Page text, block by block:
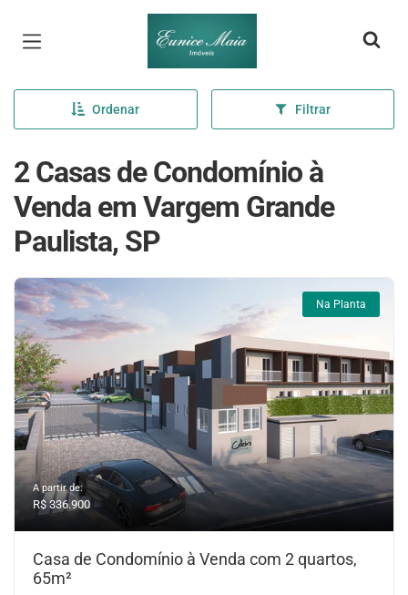
Página inicial
Ordenar Filtrar
2 Casas de Condomínio à
Venda em Vargem Grande
Paulista, SP
Na Planta
A partir de:
R$ 336.900
Casa de Condomínio à Venda com 2 quartos,
65m²